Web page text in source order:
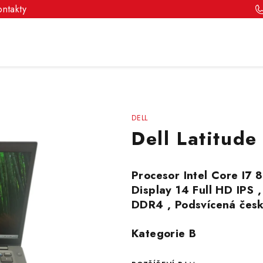
DELL
Dell
Procesor Intel Core I7
Display 14 Full HD IPS
DDR4 , Podsvícená
Kategorie B